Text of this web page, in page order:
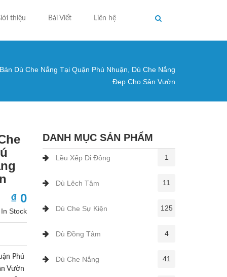
thiệu Bài Viết Liên hệ
ở đây
Dù Che Nắng Tại Quận Phú Nhuận, Dù Che Nắng
Đẹp Cho Sân Vườn
₫ 0
In Stock
Phú
Vườn
DANH MỤC SẢN PHẨM
Lều Xếp Di Đông 1
Dù Lêch Tâm 11
Dù Che Sự Kiện 125
Dù Đồng Tâm 4
Dù Che Nắng 41